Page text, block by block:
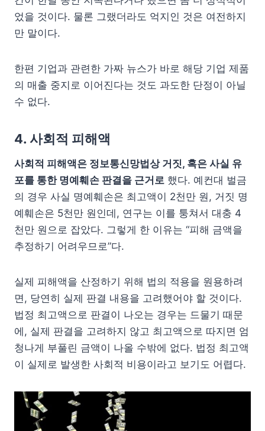
었을 것이다. 물론 그랬더라도 억지인 것은 여전하지
만 말이다.
한편 기업과 관련한 가짜 뉴스가 바로 해당 기업 제품
의 매출 중지로 이어진다는 것도 과도한 단정이 아닐
수 없다.
4. 사회적 피해액
사회적 피해액은 정보통신망법상 거짓, 혹은 사실 유
포를 통한 명예훼손 판결을 근거로 했다. 예컨대 벌금
의 경우 사실 명예훼손은 최고액이 2천만 원, 거짓 명
예훼손은 5천만 원인데, 연구는 이를 퉁쳐서 대충 4
천만 원으로 잡았다. 그렇게 한 이유는 “피해 금액을
추정하기 어려우므로”다.
실제 피해액을 산정하기 위해 법의 적용을 원용하려
면, 당연히 실제 판결 내용을 고려했어야 할 것이다.
법정 최고액으로 판결이 나오는 경우는 드물기 때문
에, 실제 판결을 고려하지 않고 최고액으로 따지면 엄
청나게 부풀린 금액이 나올 수밖에 없다. 법정 최고액
이 실제로 발생한 사회적 비용이라고 보기도 어렵다.